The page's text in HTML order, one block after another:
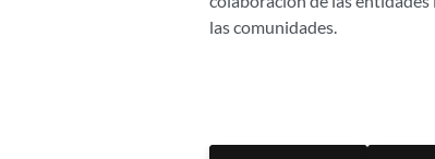
las comunidades.